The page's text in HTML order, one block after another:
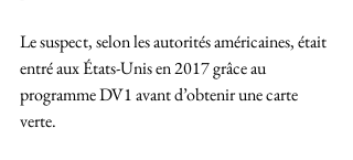
Le suspect, selon les autorités américaines, était
entré aux États-Unis en 2017 grâce au
programme DV1 avant d’obtenir une carte
verte.